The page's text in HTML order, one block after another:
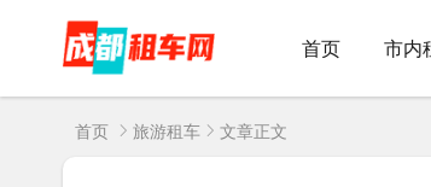
首页 市内
首页 旅游租车 文章正文